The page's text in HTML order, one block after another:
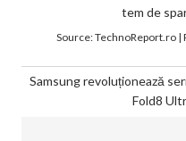
tem de
Source:TechnoReport.ro|
Samsung revoluționează
Fold8